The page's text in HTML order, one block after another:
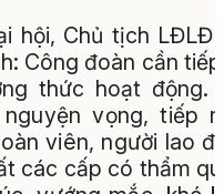
hội, Chủ tịch LĐLĐ
Công đoàn cần
thức hoạt động.
vọng, tiếp
viên, người lao
các cấp có thẩm